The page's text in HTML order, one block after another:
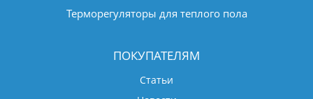
Терморегуляторы для теплого пола
ПОКУПАТЕЛЯМ
Статьи